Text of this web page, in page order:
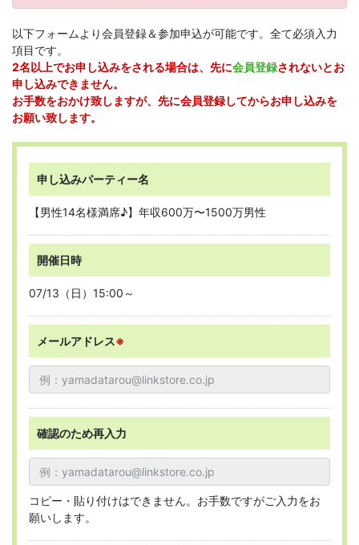
以下フォームより会員登録＆参加申込が可能です。全て必須入力
項目です。
2名以上でお申し込みをされる場合は、先に会員登録されないとお
申し込みできません。
お手数をおかけ致しますが、先に会員登録してからお申し込みを
お願い致します。
申し込みパーティー名
【男性14名様満席♪】年収600万〜1500万男性
開催日時
07/13（日）15:00～
メールアドレス※
確認のため再入力
コピー・貼り付けはできません。お手数ですがご入力をお
願いします。